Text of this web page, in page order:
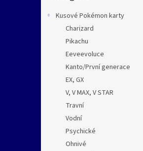
Kusové Pokémon karty
Charizard
Pikachu
Eeveevoluce
Kanto/První generace
EX, GX
V, V MAX, V STAR
Travní
Vodní
Psychické
Ohnivé